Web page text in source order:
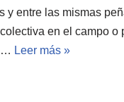
y entre las mismas
en el campo o
Leer más »